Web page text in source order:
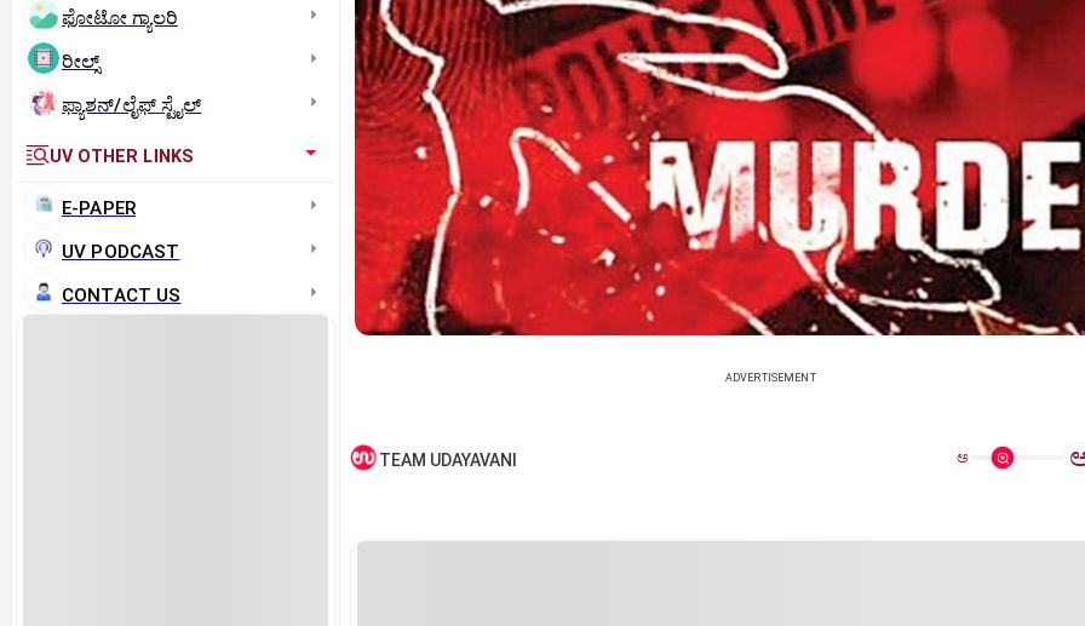
ಫೋಟೋ ಗ್ಯಾಲರಿ
ರೀಲ್ಸ್
ಫ್ಯಾಶನ್/ಲೈಫ್‌ ಸ್ಟೈಲ್
UV OTHER LINKS
E-PAPER
UV PODCAST
CONTACT US
ADVERTISEMENT
TEAM UDAYAVANI ಅ